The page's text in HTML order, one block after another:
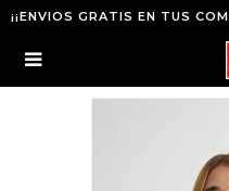
¡¡ENVIOS GRATIS EN TUS
